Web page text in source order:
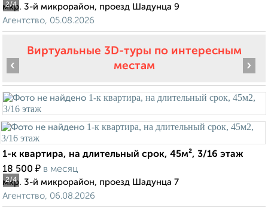
2/4
мкр. 3-й микрорайон, проезд Шадунца 9
Агентство, 05.08.2026
Виртуальные 3D-туры по интересным
местам
2/4
‹ ›
1-к квартира, на длительный срок, 45м², 3/16 этаж
18 500 ₽ в месяц
мкр. 3-й микрорайон, проезд Шадунца 7
Агентство, 06.08.2026